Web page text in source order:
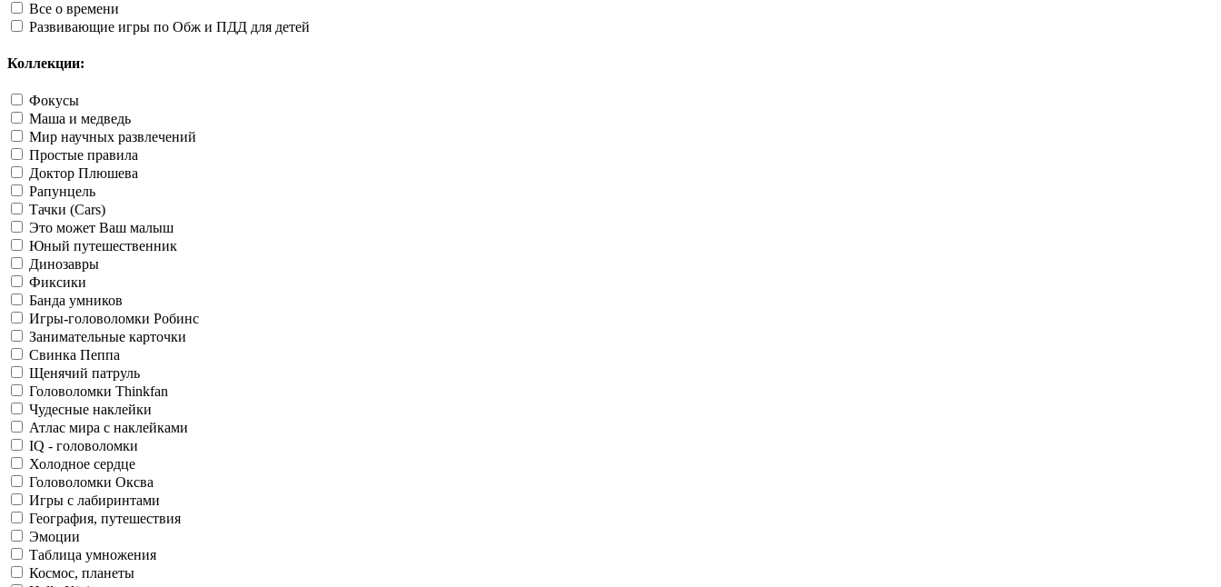
Все о времени
Развивающие игры по Обж и ПДД для детей
Коллекции:
Фокусы
Маша и медведь
Мир научных развлечений
Простые правила
Доктор Плюшева
Рапунцель
Тачки (Cars)
Это может Ваш малыш
Юный путешественник
Динозавры
Фиксики
Банда умников
Игры-головоломки Робинс
Занимательные карточки
Свинка Пеппа
Щенячий патруль
Головоломки Thinkfan
Чудесные наклейки
Атлас мира с наклейками
IQ - головоломки
Холодное сердце
Головоломки Оксва
Игры с лабиринтами
География, путешествия
Эмоции
Таблица умножения
Космос, планеты